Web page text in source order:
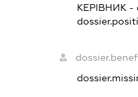
КЕРІВНИК -